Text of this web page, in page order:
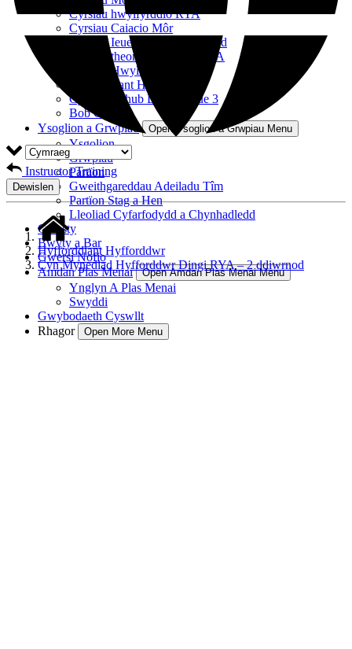
Cyrsiau hwylfyrddio RYA
Cyrsiau Caiacio Môr
Cyrsiau Ieuenctid – Dan 16 oed
Cyrsiau theori achrededig RYA
Cyrsiau Hwylio RYA
Hyfforddiant Hyfforddwr
Cyrsiau Achub Dwr Rescue 3
Bob Cwrs
Ysoglion a Grwpiau
Open Ysoglion a Grwpiau Menu
Ysgolion
Grwpiau
Partïon
Gweithgareddau Adeiladu Tîm
Partïon Stag a Hen
Lleoliad Cyfarfodydd a Chynhadledd
Gwesty
Bwyty a Bar
Gwersi Nofio
Amdan Plas Menai
Open Amdan Plas Menai Menu
Ynglyn A Plas Menai
Swyddi
Gwybodaeth Cyswllt
Rhagor
Open More Menu
Instructor Training
Dewislen
Hyfforddiant Hyfforddwr
Cyn Mynediad Hyfforddwr Dingi RYA – 2 ddiwrnod